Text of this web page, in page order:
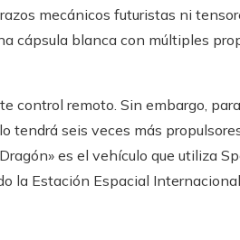
mecánicos futuristas ni
cápsula blanca con múltiples
control remoto. Sin embargo,
tendrá seis veces más
es el vehículo que utiliza
la Estación Espacial